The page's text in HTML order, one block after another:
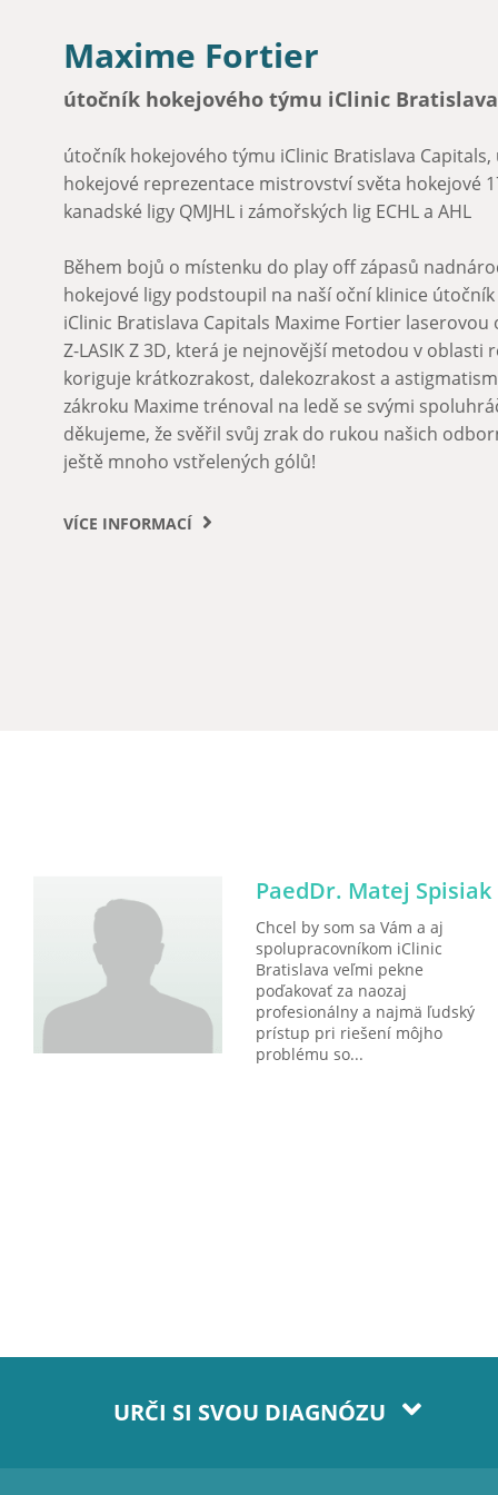
Maxime Fortier
útočník hokejového týmu iClinic
útočník hokejového týmu iClinic Bratislava
hokejové reprezentace mistrovství světa hokejové
kanadské ligy QMJHL i zámořských lig ECHL a AHL
Během bojů o místenku do play off zápasů
hokejové ligy podstoupil na naší oční klinice
iClinic Bratislava Capitals Maxime Fortier
Z-LASIK Z 3D, která je nejnovější metodou v oblasti
koriguje krátkozrakost, dalekozrakost a
zákroku Maxime trénoval na ledě se svými
děkujeme, že svěřil svůj zrak do rukou našich
ještě mnoho vstřelených gólů!
VÍCE INFORMACÍ
Michal Valent je výborný hokejový brankář a také
extraligy 2016/2017, ve kterém nastoupil za HK
beranem z Bystrice. Michal u nás úspěšně
důvěru a přejeme mu mnoho úspěchů v jeho další
"Oční vada mi byla překážkou při sportovních
a vidím na 100%. Chtěl bych se za to poděkovat
v roce 2008 a momentálně působí v mužstvu ŠK
útočník.
Cleber u nás na klinice podstoupil laserovou
Lasik.
PaedDr. Matej Spisiak
Chcel by som sa Vám a aj
spolupracovníkom iClinic
Bratislava veľmi pekne
poďakovať za naozaj
profesionálny a najmä ľudský
prístup pri riešení môjho
problému so...
URČI SI SVOU DIAGNÓZU